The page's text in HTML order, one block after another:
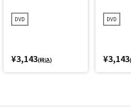
ョーへの旅 プレミア
ム完全版
DVD
¥3,143(税込)
編 プレ
DVD
¥3,143